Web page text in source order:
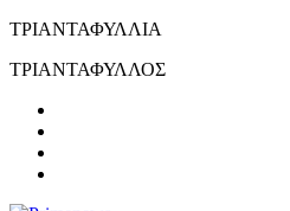
ΤΡΙΑΝΤΑΦΥΛΛΙΑ
ΤΡΙΑΝΤΑΦΥΛΛΟΣ